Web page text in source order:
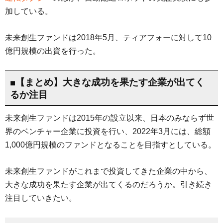
加している。
未来創生ファンドは2018年5月、ティアフォーに対して10
億円規模の出資を行った。
■【まとめ】大きな成功を果たす企業が出てく
るか注目
未来創生ファンドは2015年の設立以来、日本のみならず世
界のベンチャー企業に投資を行い、2022年3月には、総額
1,000億円規模のファンドとなることを目指すとしている。
未来創生ファンドがこれまで投資してきた企業の中から、
大きな成功を果たす企業が出てくるのだろうか。引き続き
注目していきたい。